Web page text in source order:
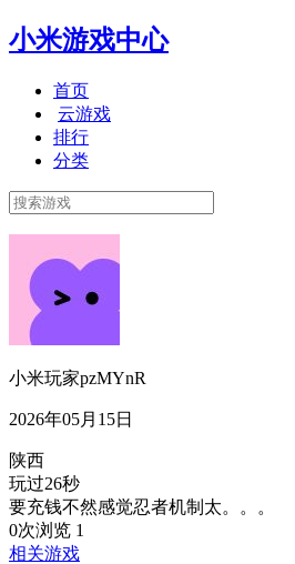
小米游戏中心
首页
云游戏
排行
分类
小米玩家pzMYnR
2026年05月15日
陕西
玩过26秒
要充钱不然感觉忍者机制太。。。
0次浏览 1
相关游戏